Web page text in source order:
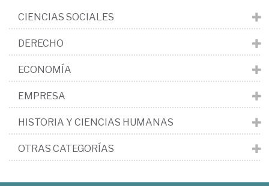
CIENCIAS SOCIALES
DERECHO
ECONOMÍA
EMPRESA
HISTORIA Y CIENCIAS HUMANAS
OTRAS CATEGORÍAS